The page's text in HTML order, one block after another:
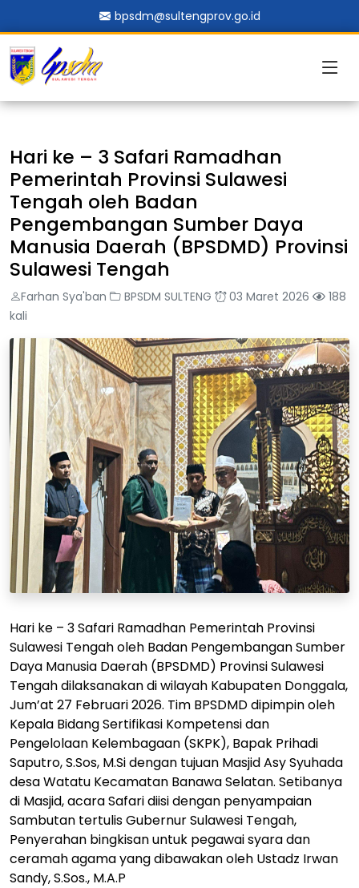
bpsdm@sultengprov.go.id
Hari ke – 3 Safari Ramadhan
Pemerintah Provinsi Sulawesi
Tengah oleh Badan
Pengembangan Sumber Daya
Manusia Daerah (BPSDMD) Provinsi
Sulawesi Tengah
Farhan Sya'ban BPSDM SULTENG 03 Maret 2026
188
kali
Hari ke – 3 Safari Ramadhan Pemerintah Provinsi
Sulawesi Tengah oleh Badan Pengembangan Sumber
Daya Manusia Daerah (BPSDMD) Provinsi Sulawesi
Tengah dilaksanakan di wilayah Kabupaten Donggala,
Jum’at 27 Februari 2026. Tim BPSDMD dipimpin oleh
Kepala Bidang Sertifikasi Kompetensi dan
Pengelolaan Kelembagaan (SKPK), Bapak Prihadi
Saputro, S.Sos, M.Si dengan tujuan Masjid Asy Syuhada
desa Watatu Kecamatan Banawa Selatan. Setibanya
di Masjid, acara Safari diisi dengan penyampaian
Sambutan tertulis Gubernur Sulawesi Tengah,
Penyerahan bingkisan untuk pegawai syara dan
ceramah agama yang dibawakan oleh Ustadz Irwan
Sandy, S.Sos., M.A.P